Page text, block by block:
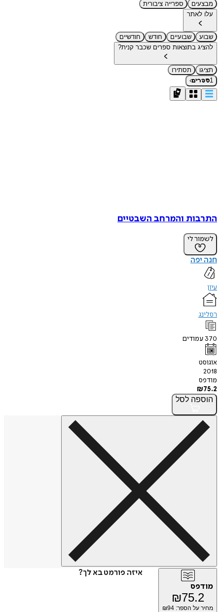
מבצעים
ספרייה ציבורית
עלו לאתר
שבוע שבועיים חודש
חודשיים
להציג בתוצאות ספרים שכבר קנית?
תציגו
תסתירו
1ספרים›
התרבות והמרחב השבטיים
לשמור לי
חנה יפה
עיון
רסלינג
370 עמודים
אוגוסט
2018
מודפס
₪75.2
הוספה לסל
איזה פורמט בא לך?
מודפס
₪75.2
מחיר על הספר: ₪ 94